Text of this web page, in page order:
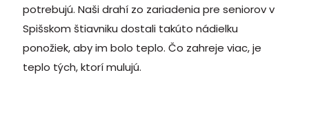
potrebujú. Naši drahí zo zariadenia pre seniorov v
Spišskom štiavniku dostali takúto nádielku
ponožiek, aby im bolo teplo. Čo zahreje viac, je
teplo tých, ktorí mulujú.